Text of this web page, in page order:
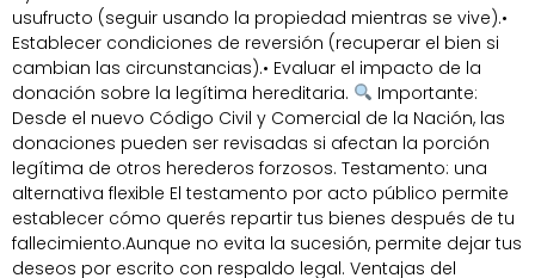
usufructo (seguir usando la propiedad mientras se vive).•
Establecer condiciones de reversión (recuperar el bien si
cambian las circunstancias).• Evaluar el impacto de la
donación sobre la legítima hereditaria.
Importante:
Desde el nuevo Código Civil y Comercial de la Nación, las
donaciones pueden ser revisadas si afectan la porción
legítima de otros herederos forzosos. Testamento: una
alternativa flexible El testamento por acto público permite
establecer cómo querés repartir tus bienes después de tu
fallecimiento.Aunque no evita la sucesión, permite dejar tus
deseos por escrito con respaldo legal. Ventajas del